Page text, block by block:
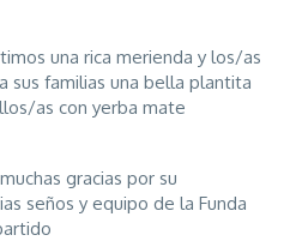
una rica merienda y los/as
sus familias una bella plantita
as con yerba mate
gracias por su
seños y equipo de la Funda